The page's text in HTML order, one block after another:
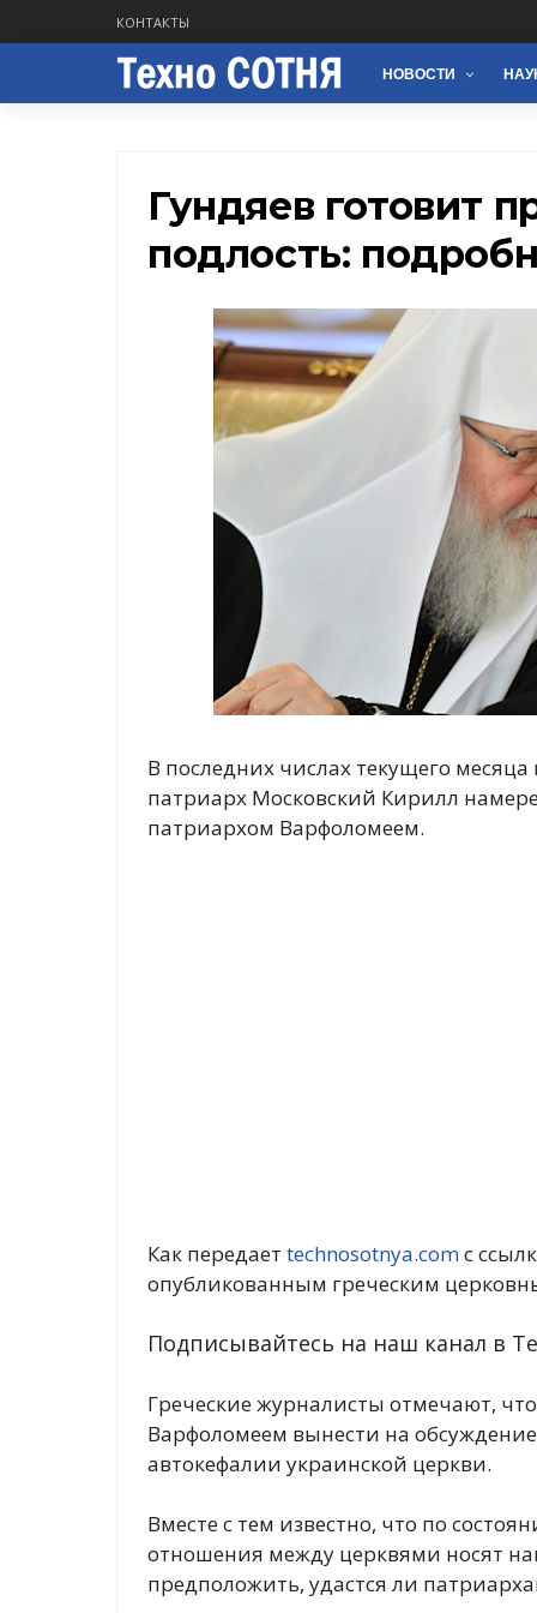
КОНТАКТЫ
НОВОСТИ
Гундяев готовит
подлость:
В последних числах текущего
патриарх Московский Кирилл
патриархом Варфоломеем.
Как передает technosotnya.comс
опубликованным греческим
Подписывайтесь на наш канал в
Греческие журналисты отмечают,
Варфоломеем вынести на
автокефалии украинской церкви.
Вместе с тем известно, что по
отношения между церквями носят
предположить, удастся ли